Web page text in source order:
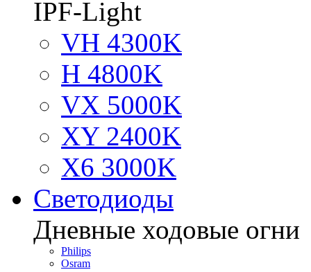
IPF-Light
VH 4300K
H 4800K
VX 5000K
XY 2400K
X6 3000K
Светодиоды
Дневные ходовые огни
Philips
Osram